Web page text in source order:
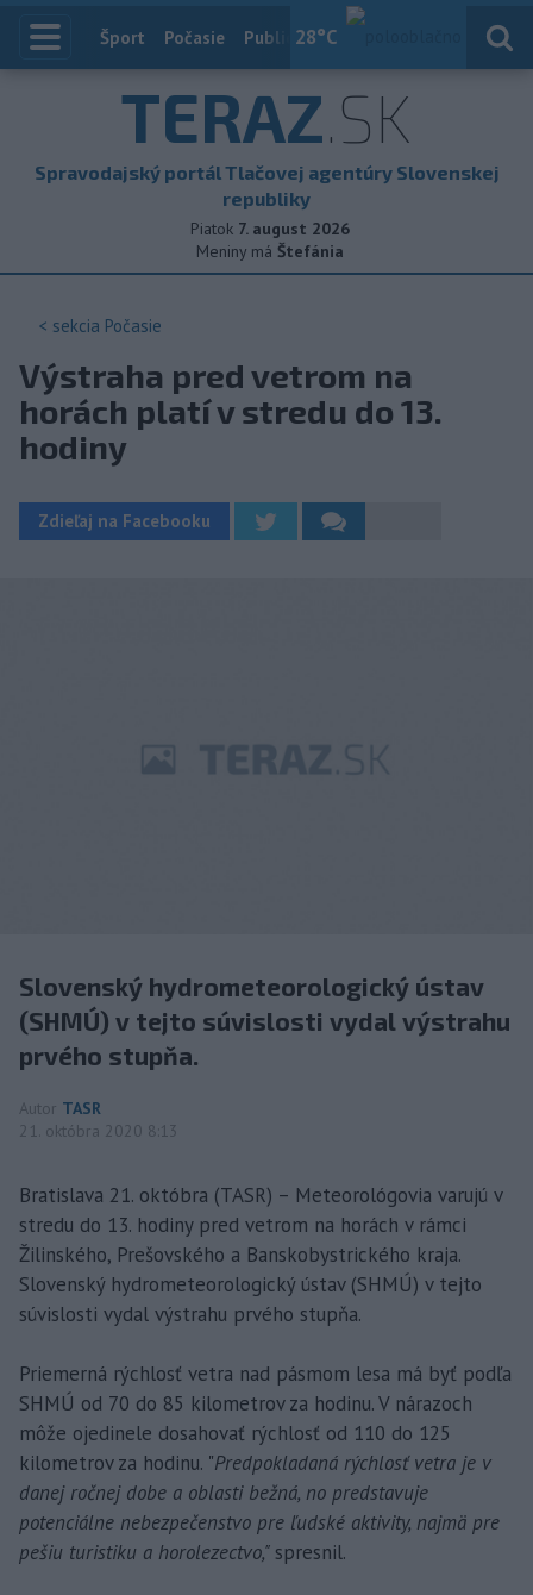
28°C
Index
Šport Počasie Publicistika
TERAZ.SK
Spravodajský portál Tlačovej agentúry Slovenskej
republiky
Piatok 7. august 2026
Meniny má Štefánia
< sekcia Počasie
Výstraha pred vetrom na
horách platí v stredu do 13.
hodiny
Zdieľaj na Facebooku
Slovenský hydrometeorologický ústav
(SHMÚ) v tejto súvislosti vydal výstrahu
prvého stupňa.
Autor TASR
21. októbra 2020 8:13
Bratislava 21. októbra (TASR) – Meteorológovia varujú v
stredu do 13. hodiny pred vetrom na horách v rámci
Žilinského, Prešovského a Banskobystrického kraja.
Slovenský hydrometeorologický ústav (SHMÚ) v tejto
súvislosti vydal výstrahu prvého stupňa.
Priemerná rýchlosť vetra nad pásmom lesa má byť podľa
SHMÚ od 70 do 85 kilometrov za hodinu. V nárazoch
môže ojedinele dosahovať rýchlosť od 110 do 125
kilometrov za hodinu. "Predpokladaná rýchlosť vetra je v
danej ročnej dobe a oblasti bežná, no predstavuje
potenciálne nebezpečenstvo pre ľudské aktivity, najmä pre
pešiu turistiku a horolezectvo," spresnil.